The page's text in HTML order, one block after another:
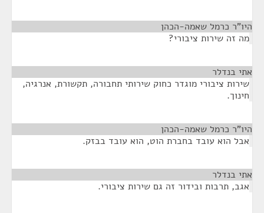
היו"ר כרמל שאמה-הכהן
מה זה שירות ציבורי?
אתי בנדלר
שירות ציבורי מוגדר כחוק שירותי תחבורה, תקשורת, אנרגיה,
חינוך.
היו"ר כרמל שאמה-הכהן
אבל הוא עובד בחברת הוט, הוא עובד בבזק.
אתי בנדלר
אגב, תרבות ובידור זה גם שירות ציבורי.